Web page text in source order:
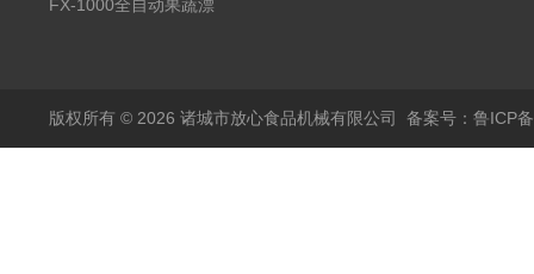
蒸煮漂烫机
FX-1000全自动果蔬漂
版权所有 © 2026 诸城市放心食品机械有限公司 备案号：鲁ICP